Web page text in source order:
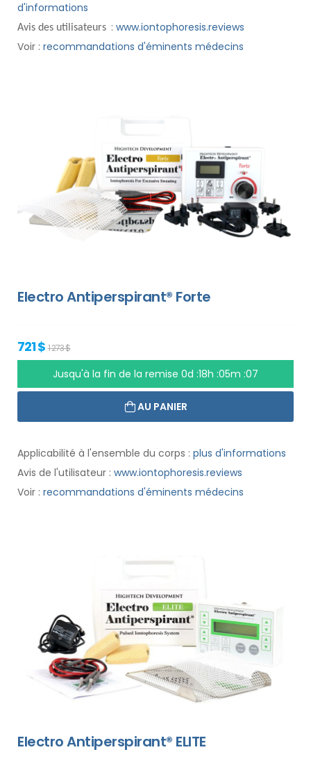
d'informations
Avis des utilisateurs : www.iontophoresis.reviews
Voir : recommandations d'éminents médecins
Electro Antiperspirant® Forte
721 $1 273 $
Jusqu'à la fin de la remise 0d :18h :05m :06
AU PANIER
Applicabilité à l'ensemble du corps : plus d'informations
Avis de l'utilisateur : www.iontophoresis.reviews
Voir : recommandations d'éminents médecins
Electro Antiperspirant® ELITE